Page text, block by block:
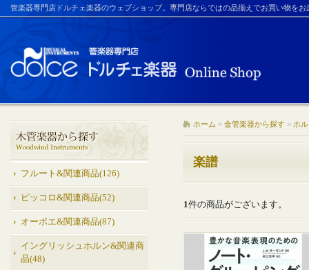
管楽器専門店ドルチェ楽器のウェブショップ。専門店ならではの品揃えでお買い物を
フルート&関連商品(126)
ピッコロ&関連商品(52)
オーボエ&関連商品(87)
イングリッシュホルン&関連商
品(48)
ホーム > 金管楽器から探す > ホ
楽譜
1件の商品がございます。